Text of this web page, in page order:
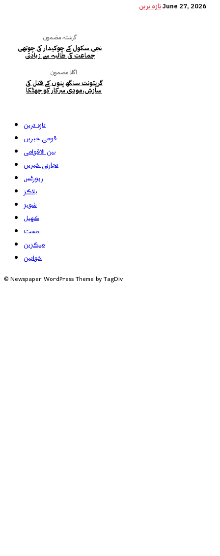
تازہ ترینJune 27, 2026
گزشتہ مضمون
نجی سکول کے چوکیدار کی چوتھی
جماعت کی طالبہ سے زیادتی
اگلا مضمون
گرپتونت سنگھ پنوں کے قتل کی
سازش،مودی سرکار کو جھٹکا
تازہ ترین
قومی خبریں
بین الاقوامی
تجارتی خبریں
رپورٹس
بلاگز
شوبز
کھیل
صحت
میگزین
خواتین
© Newspaper WordPress Theme by TagDiv